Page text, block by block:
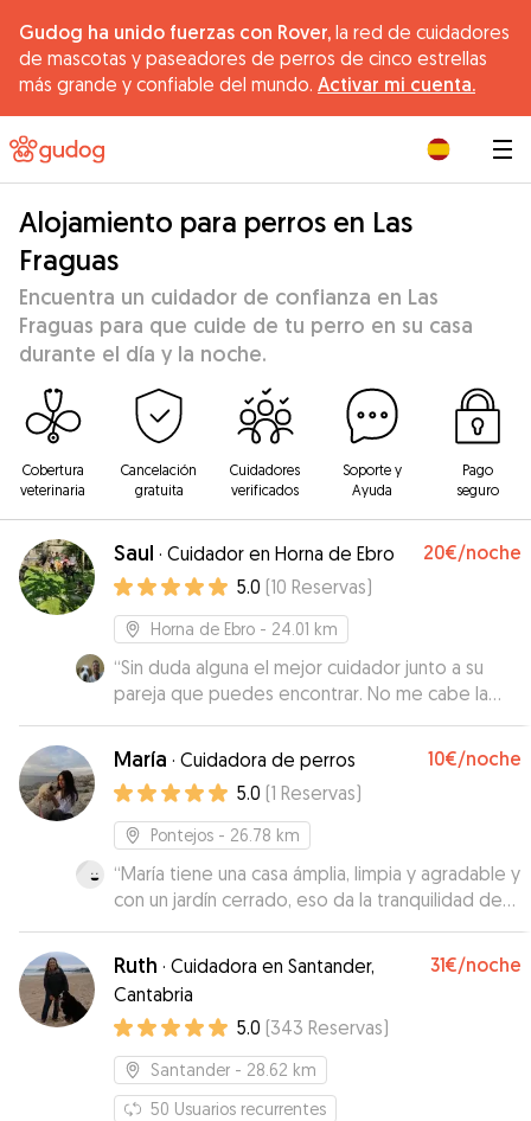
Gudog ha unido fuerzas con Rover, la red de cuidadores
de mascotas y paseadores de perros de cinco estrellas
más grande y confiable del mundo. Activar mi cuenta.
Alojamiento para perros en Las
Fraguas
Encuentra un cuidador de confianza en Las
Fraguas para que cuide de tu perro en su casa
durante el día y la noche.
Cobertura
veterinaria
Cancelación
gratuita
Cuidadores
verificados
Soporte y
Ayuda
Pago
seguro
Saul · Cuidador en Horna de Ebro 20€/noche
5.0 (10 Reservas)
Horna de Ebro - 24.01 km
“Sin duda alguna el mejor cuidador junto a su
pareja que puedes encontrar. No me cabe la
menor duda de que Mila ha disfrutado su
estancia con ellos. La han tratado como una mas
de su casa y no podemos estar mas contentos
por ello. ”
María · Cuidadora de perros 10€/noche
5.0 (1 Reservas)
Pontejos - 26.78 km
“María tiene una casa ámplia, limpia y agradable y
con un jardín cerrado, eso da la tranquilidad de
que no pueden escaparse.(el mío lo hace). Me
mandó vídeos y fotos cada día, tanto de casa
como de los paseos que daban, que fueron
muchos. Lo más importante es que es una chica
muy responsable y tanto ella como su familia son
encantadores, Otto se enamoró nada más verla
y al recogerle estaba feliz, nada ansioso por
marcharse y muy limpio. A María se le nota que le
Ruth · Cuidadora en Santander,
Cantabria
31€/noche
5.0 (343 Reservas)
Santander - 28.62 km
50 Usuarios recurrentes